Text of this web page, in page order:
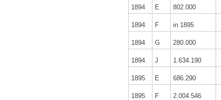
1894 E 802.000
1894 F in 1895
1894 G 280.000
1894 J 1.634.190
1895 E 686.290
1895 F 2.004.546